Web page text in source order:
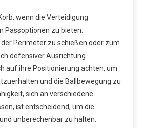
wenn die Verteidigung
Passoptionen zu bieten.
Perimeter zu schießen oder zum
defensiver Ausrichtung.
auf ihre Positionierung achten, um
und die Ballbewegung zu
sich an verschiedene
ist entscheidend, um die
unberechenbar zu halten.